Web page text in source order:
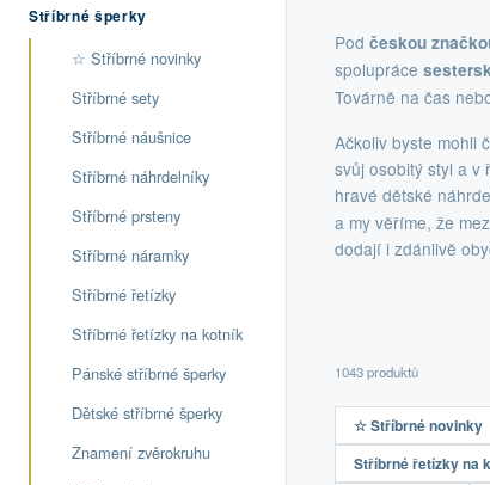
Stříbrné šperky
☆ Stříbrné novinky
Stříbrné sety
Stříbrné náušnice
Stříbrné náhrdelníky
Stříbrné prsteny
Stříbrné náramky
Stříbrné řetízky
Stříbrné řetízky na kotník
Pánské stříbrné šperky
Dětské stříbrné šperky
Znamení zvěrokruhu
Pod českou
spolupráce
Továrně na čas
Ačkoliv byste mohli
svůj osobitý styl a v
hravé dětské
a my věříme, že
dodají i zdánlivě
1043 produktů
☆ Stříbrné novinky
Stříbrné řetízky na